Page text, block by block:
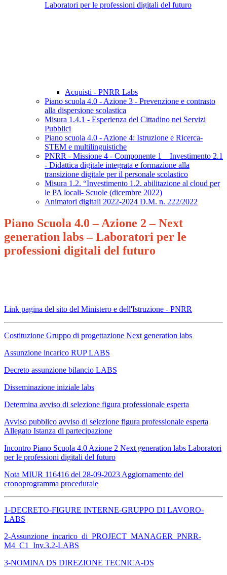
Laboratori per le professioni digitali del futuro
Acquisti - PNRR Labs
Piano scuola 4.0 - Azione 3 - Prevenzione e contrasto
alla dispersione scolastica
Misura 1.4.1 - Esperienza del Cittadino nei Servizi
Pubblici
Piano scuola 4.0 - Azione 4: Istruzione e Ricerca-
STEM e multilinguistiche
PNRR - Missione 4 - Componente 1 _ Investimento 2.1
- Didattica digitale integrata e formazione alla
transizione digitale per il personale scolastico
Misura 1.2. “Investimento 1.2. abilitazione al cloud per
le PA locali- Scuole (dicembre 2022)
Animatori digitali 2022-2024 D.M. n. 222/2022
Piano Scuola 4.0 – Azione 2 – Next
generation labs – Laboratori per le
professioni digitali del futuro
Link pagina del sito del Ministero e dell'Istruzione - PNRR
Costituzione Gruppo di progettazione Next generation labs
Assunzione incarico RUP LABS
Decreto assunzione bilancio LABS
Disseminazione iniziale labs
Determina avviso di selezione figura professionale esperta
Avviso pubblico avviso di selezione figura professionale esperta
Allegato Istanza di partecipazione
Incontro Piano Scuola 4.0 Azione 2 Next generation labs Laboratori
per le professioni digitali del futuro
Nota MIUR 116416 del 28-09-2023 Aggiornamento del
cronoprogramma procedurale
1-DECRETO-FIGURE INTERNE-GRUPPO DI LAVORO-
LABS
2-Assunzione_incarico_di_PROJECT_MANAGER_PNRR-
M4_C1_Inv.3.2-LABS
3-NOMINA DS DIREZIONE TECNICA-DS